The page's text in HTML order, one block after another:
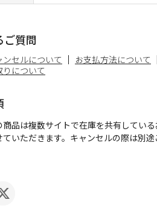
ご質問
セルについて お支払方法について
について
品は複数サイトで在庫を共有してい
いただきます。キャンセルの際は別